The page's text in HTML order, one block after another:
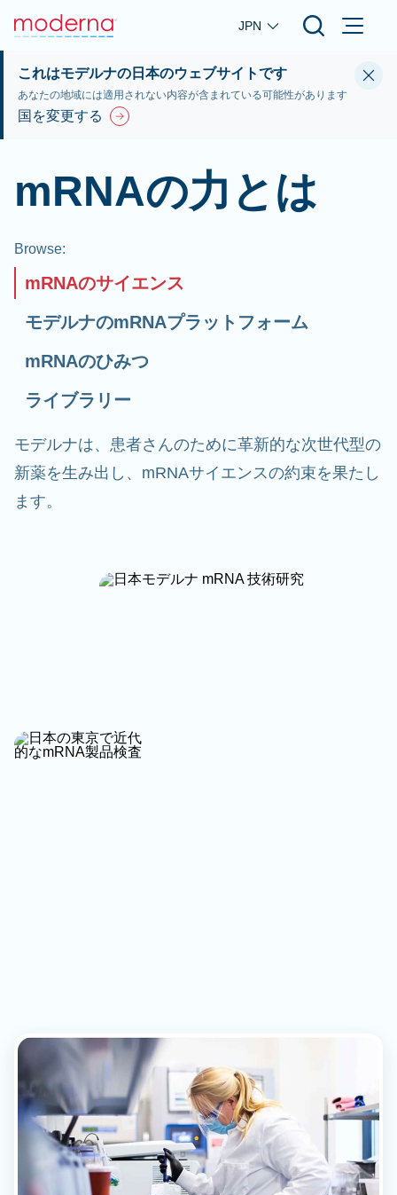
Skip to main content
JPN
これはモデルナの日本のウェブサイトです
あなたの地域には適用されない内容が含まれている可能性があります
国を変更する
mRNAの力とは
Browse:
mRNAのサイエンス
モデルナのmRNAプラットフォーム
mRNAのひみつ
ライブラリー
モデルナは、患者さんのために革新的な次世代型の
新薬を生み出し、mRNAサイエンスの約束を果たし
ます。